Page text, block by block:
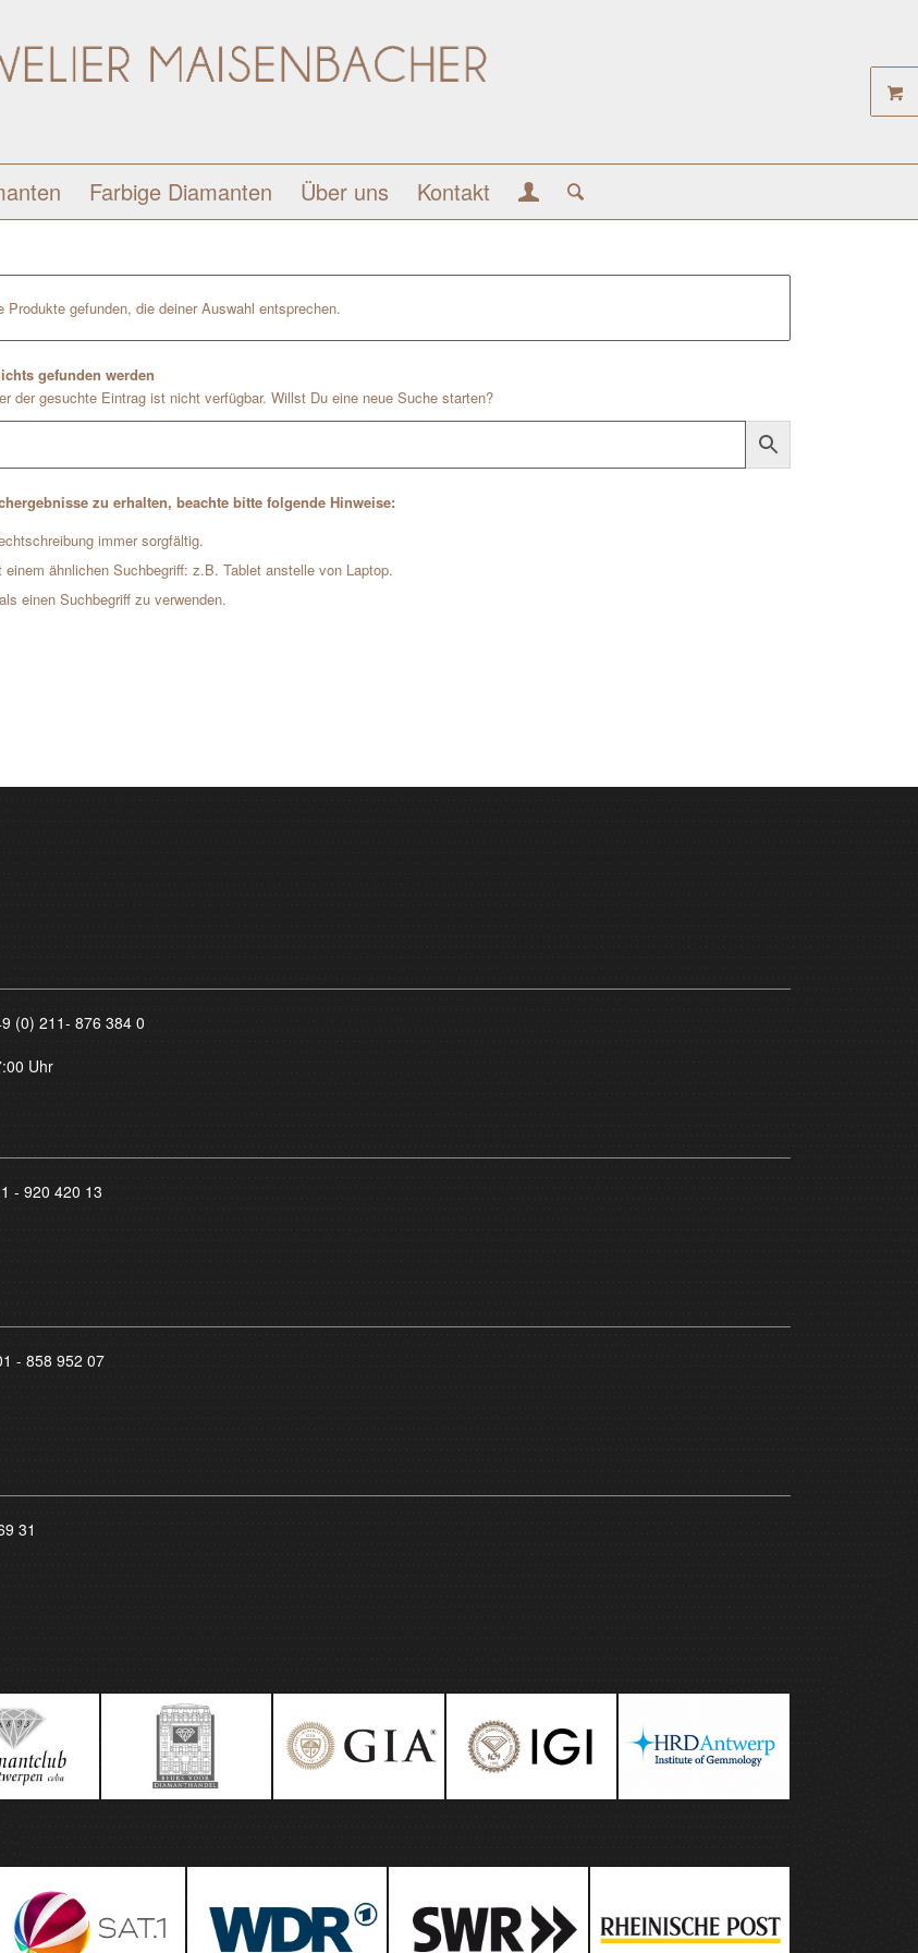
Farbige Diamanten Über uns Kontakt
Produkte gefunden, die deiner Auswahl entsprechen.
gefunden werden
der gesuchte Eintrag ist nicht verfügbar. Willst Du eine neue Suche starten?
zu erhalten, beachte bitte folgende Hinweise:
immer sorgfältig.
einem ähnlichen Suchbegriff: z.B. Tablet anstelle von Laptop.
einen Suchbegriff zu verwenden.
(0) 211- 876 384 0
Uhr
- 920 420 13
- 858 952 07
31